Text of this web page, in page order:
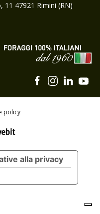
11 47921 Rimini (RN)
policy
Gruppo Carli
alla privacy